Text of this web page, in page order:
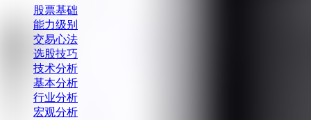
股票基础
能力级别
交易心法
选股技巧
技术分析
基本分析
行业分析
宏观分析